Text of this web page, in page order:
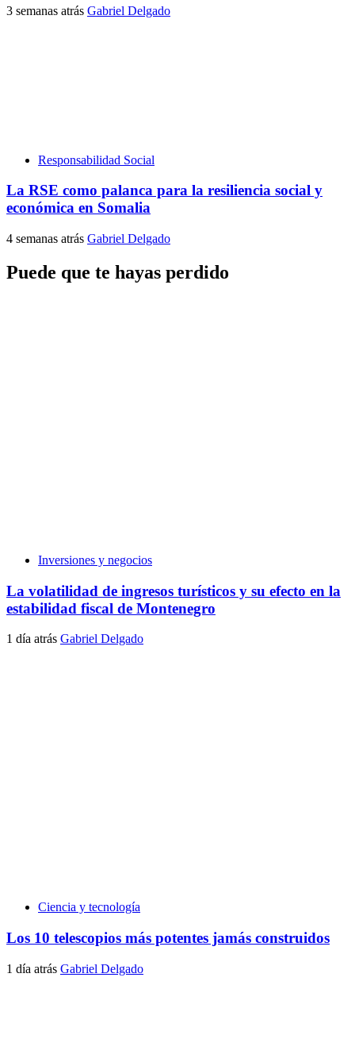
3 semanas atrás Gabriel Delgado
Responsabilidad Social
La RSE como palanca para la resiliencia social y
económica en Somalia
4 semanas atrás Gabriel Delgado
Puede que te hayas perdido
Inversiones y negocios
La volatilidad de ingresos turísticos y su efecto en la
estabilidad fiscal de Montenegro
1 día atrás Gabriel Delgado
Ciencia y tecnología
Los 10 telescopios más potentes jamás construidos
1 día atrás Gabriel Delgado